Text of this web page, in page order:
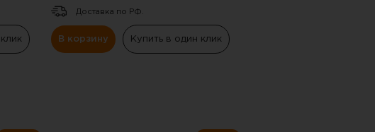
Доставка по РФ.
В корзину Купить в один клик
20% !!!